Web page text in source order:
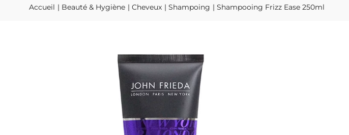
Accueil Beauté & Hygiène Cheveux Shampoing Shampooing Frizz Ease 250ml